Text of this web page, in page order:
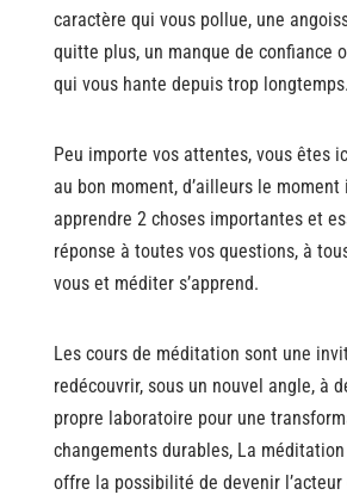
caractère qui vous pollue, une
quitte plus, un manque de confiance
qui vous hante depuis trop longtemps.
Peu importe vos attentes, vous êtes
au bon moment, d’ailleurs le
apprendre 2 choses importantes et
réponse à toutes vos questions, à
vous et méditer s’apprend.
Les cours de méditation sont une
redécouvrir, sous un nouvel angle, à
propre laboratoire pour une
changements durables, La méditation
offre la possibilité de devenir l’acteur